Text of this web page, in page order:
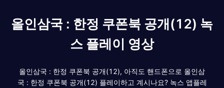
올인삼국 : 한정 쿠폰북 공개(12) 녹
스 플레이 영상
올인삼국 : 한정 쿠폰북 공개(12), 아직도 핸드폰으로 올인삼
국 : 한정 쿠폰북 공개(12) 플레이하고 계시나요? 녹스 앱플레